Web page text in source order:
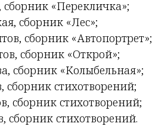
«Перекличка»;
сборник «Лес»;
сборник «Автопортрет»;
сборник «Открой»;
сборник «Колыбельная»;
стихотворений;
сборник стихотворений;
стихотворений.